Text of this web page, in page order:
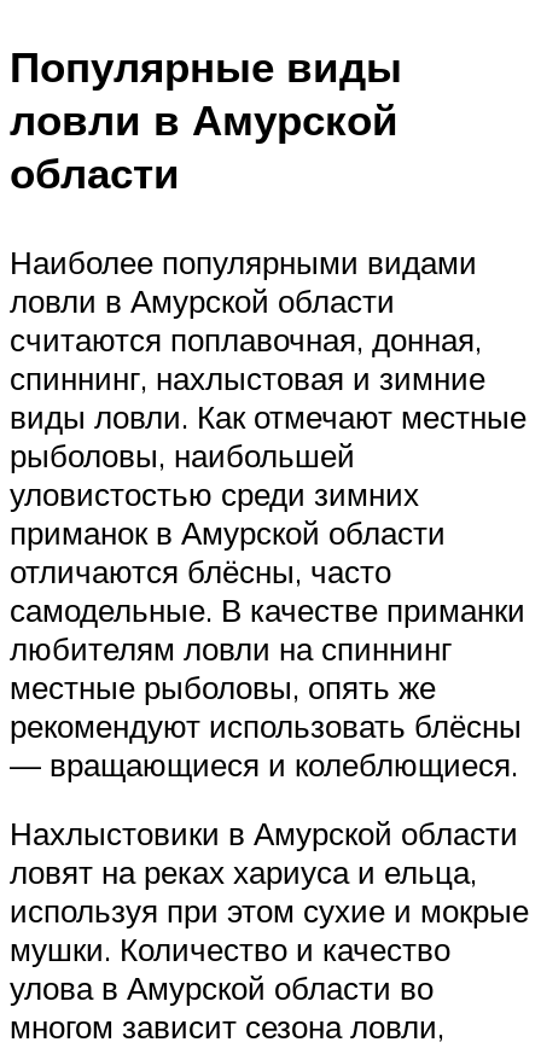
Популярные виды
ловли в Амурской
области
Наиболее популярными видами
ловли в Амурской области
считаются поплавочная, донная,
спиннинг, нахлыстовая и зимние
виды ловли. Как отмечают местные
рыболовы, наибольшей
уловистостью среди зимних
приманок в Амурской области
отличаются блёсны, часто
самодельные. В качестве приманки
любителям ловли на спиннинг
местные рыболовы, опять же
рекомендуют использовать блёсны
— вращающиеся и колеблющиеся.
Нахлыстовики в Амурской области
ловят на реках хариуса и ельца,
используя при этом сухие и мокрые
мушки. Количество и качество
улова в Амурской области во
многом зависит сезона ловли,